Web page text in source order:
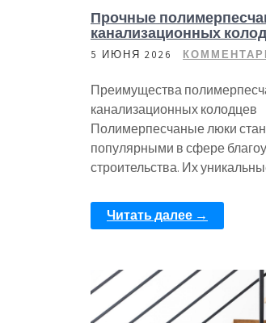
Прочные
канализационных
5 ИЮНЯ 2026
Преимущества
канализационных колодцев
Полимерпесчаные люки
популярными в сфере
строительства. Их
Читать далее →